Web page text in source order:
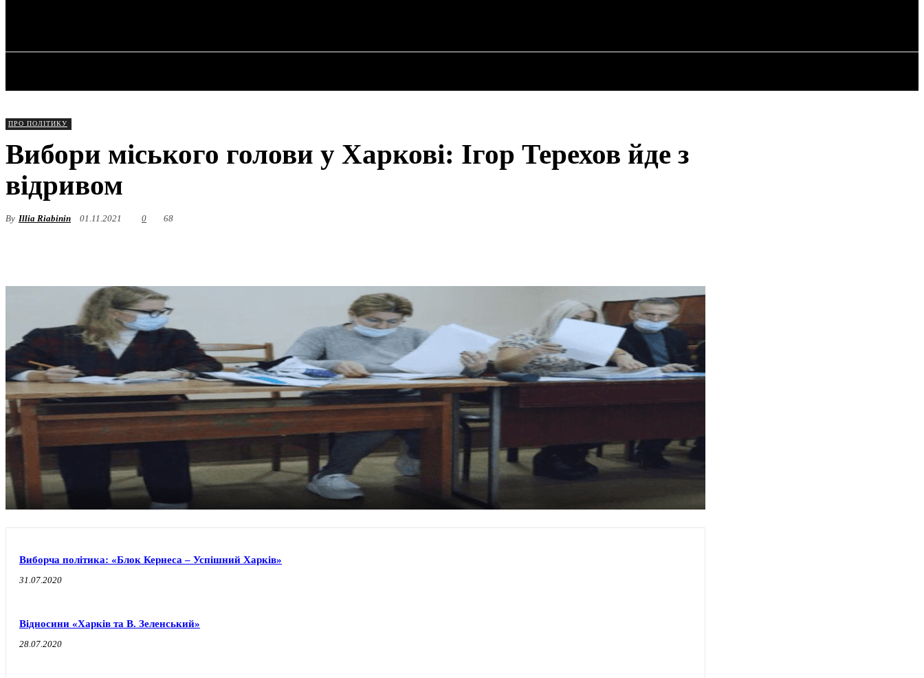
ПРО ПОЛІТИКУ
Вибори міського голови у Харкові: Ігор Терехов йде з
відривом
By Illia Riabinin 01.11.2021 0 68
Виборча політика: «Блок Кернеса – Успішний Харків»
31.07.2020
Відносини «Харків та В. Зеленський»
28.07.2020